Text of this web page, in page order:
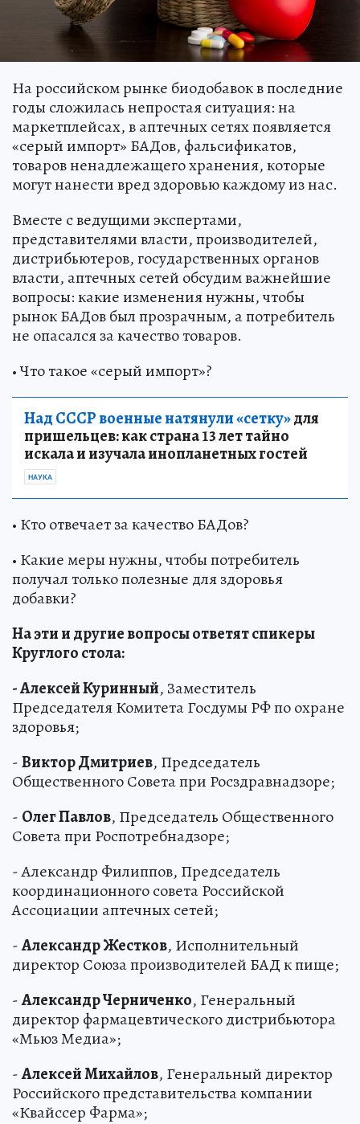
На российском рынке биодобавок в последние
годы сложилась непростая ситуация: на
маркетплейсах, в аптечных сетях появляется
«серый импорт» БАДов, фальсификатов,
товаров ненадлежащего хранения, которые
могут нанести вред здоровью каждому из нас.
Вместе с ведущими экспертами,
представителями власти, производителей,
дистрибьютеров, государственных органов
власти, аптечных сетей обсудим важнейшие
вопросы: какие изменения нужны, чтобы
рынок БАДов был прозрачным, а потребитель
не опасался за качество товаров.
• Что такое «серый импорт»?
Над СССР военные натянули «сетку»для
пришельцев: как страна 13 лет тайно
искала и изучала инопланетных гостей
НАУКА
• Кто отвечает за качество БАДов?
• Какие меры нужны, чтобы потребитель
получал только полезные для здоровья
добавки?
На эти и другие вопросы ответят спикеры
Круглого стола:
- Алексей Куринный, Заместитель
Председателя Комитета Госдумы РФ по охране
здоровья;
-Виктор Дмитриев, Председатель
Общественного Совета при Росздравнадзоре;
- Олег Павлов, Председатель Общественного
Совета при Роспотребнадзоре;
- Александр Филиппов, Председатель
координационного совета Российской
Ассоциации аптечных сетей;
-Александр Жестков, Исполнительный
директор Союза производителей БАД к пище;
-Александр Черниченко, Генеральный
директор фармацевтического дистрибьютора
«Мьюз Медиа»;
-Алексей Михайлов, Генеральный директор
Российского представительства компании
«Квайссер Фарма»;